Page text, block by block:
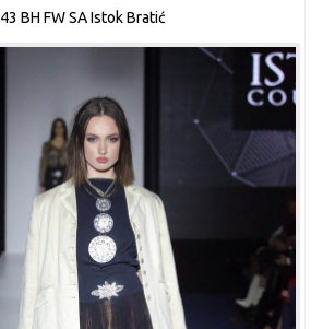
43 BH FW SA Istok Bratić